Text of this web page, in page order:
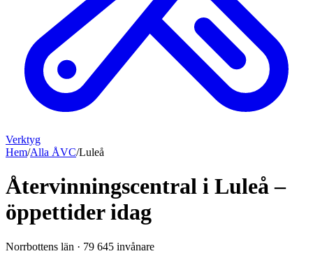
Verktyg
Hem/Alla ÅVC/Luleå
Återvinningscentral i Luleå –
öppettider idag
Norrbottens län · 79 645 invånare